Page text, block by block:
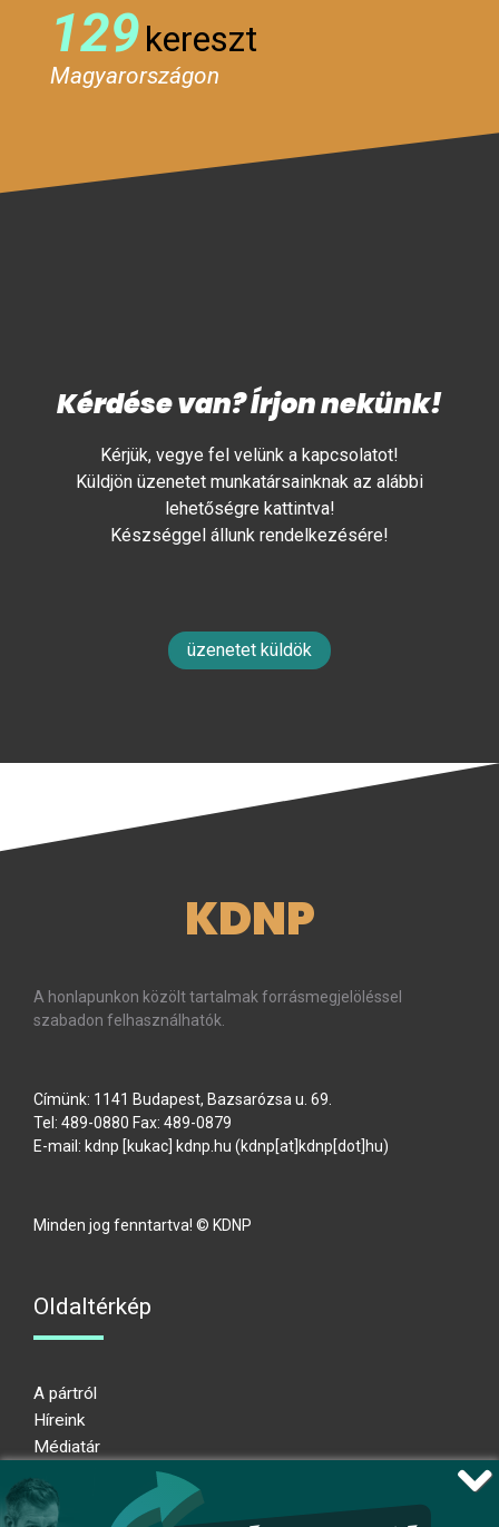
129kereszt
Magyarországon
Kérdése van? Írjon nekünk!
Kérjük, vegye fel velünk a kapcsolatot!
Küldjön üzenetet munkatársainknak az alábbi
lehetőségre kattintva!
Készséggel állunk rendelkezésére!
üzenetet küldök
KDNP
A honlapunkon közölt tartalmak forrásmegjelöléssel
szabadon felhasználhatók.
Címünk: 1141 Budapest, Bazsarózsa u. 69.
Tel: 489-0880 Fax: 489-0879
E-mail: kdnp [kukac] kdnp.hu (kdnp[at]kdnp[dot]hu)
Minden jog fenntartva! © KDNP
Oldaltérkép
A pártról
Híreink
Médiatár
Adatkezelési nyilatkozat